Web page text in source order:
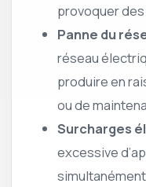
provoquer
Panne du
réseau
produire en
ou de
Surcharges
excessive